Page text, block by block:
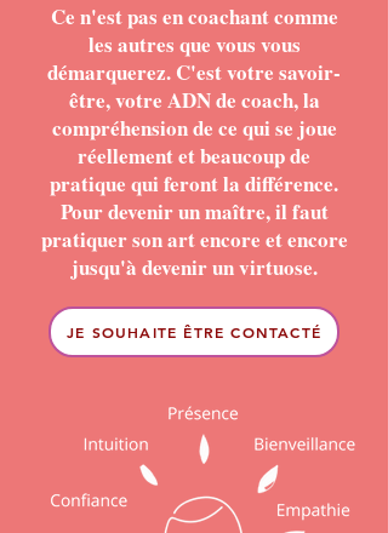
Ce n'est pas en coachant comme
les autres que vous vous
démarquerez. C'est votre savoir-
être, votre ADN de coach, la
compréhension de ce qui se joue
réellement et beaucoup de
pratique qui feront la différence.
Pour devenir un maître, il faut
pratiquer son art encore et encore
jusqu'à devenir un virtuose.
JE SOUHAITE ÊTRE CONTACTÉ